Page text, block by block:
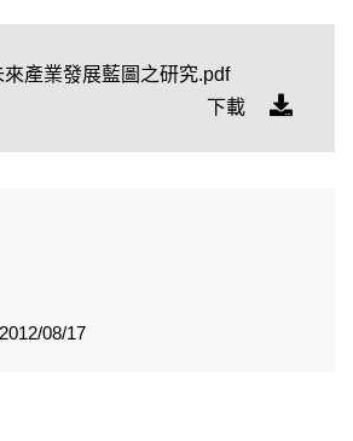
來產業發展藍圖之研究.pdf
下載
08/17